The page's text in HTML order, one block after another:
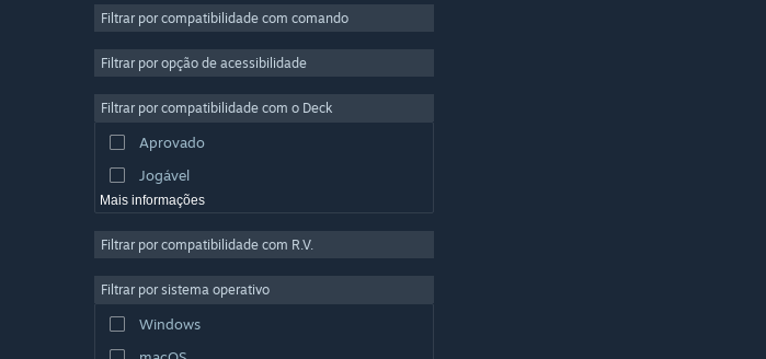
Simulação
Produção de Vídeo
Edição de Fotografias
Filtrar por compatibilidade com comando
Filtrar por opção de acessibilidade
Filtrar por compatibilidade com o Deck
Aprovado
Jogável
Mais informações
Filtrar por compatibilidade com R.V.
Filtrar por sistema operativo
Windows